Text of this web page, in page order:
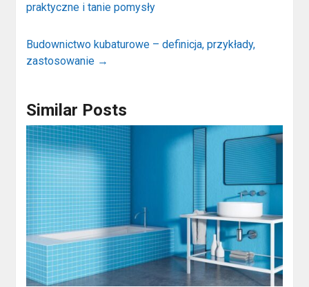
praktyczne i tanie pomysły
Budownictwo kubaturowe – definicja, przykłady,
zastosowanie →
Similar Posts